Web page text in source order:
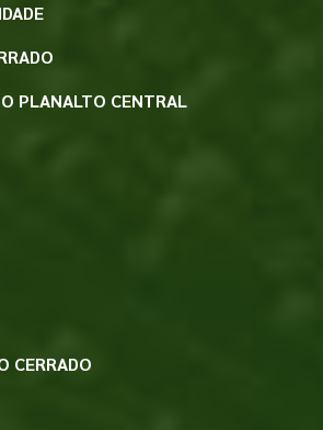
PLANALTO CENTRAL
CERRADO